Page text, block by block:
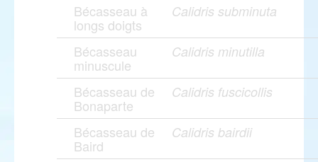
Bécasseau à
longs doigts
Calidris subminuta
Bécasseau
minuscule
Calidris minutilla
Bécasseau de
Bonaparte
Calidris fuscicollis
Bécasseau de
Baird
Calidris bairdii